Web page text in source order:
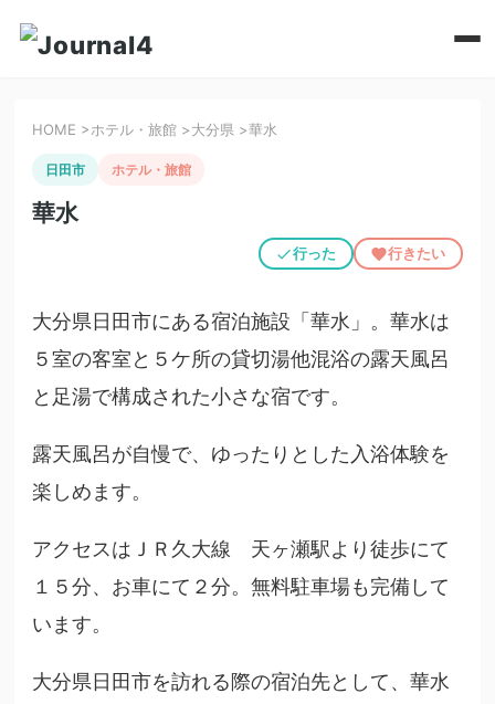
HOME >ホテル・旅館 >大分県 >華水
日田市 ホテル・旅館
華水
行った 行きたい
大分県日田市にある宿泊施設「華水」。華水は
５室の客室と５ケ所の貸切湯他混浴の露天風呂
と足湯で構成された小さな宿です。
露天風呂が自慢で、ゆったりとした入浴体験を
楽しめます。
アクセスはＪＲ久大線 天ヶ瀬駅より徒歩にて
１５分、お車にて２分。無料駐車場も完備して
います。
大分県日田市を訪れる際の宿泊先として、華水